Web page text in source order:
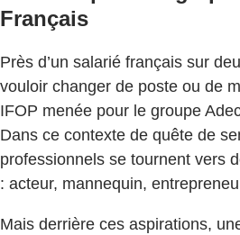
Français
Près d’un salarié français sur
vouloir changer de poste ou de
IFOP menée pour le groupe
Dans ce contexte de quête de
professionnels se tournent vers
: acteur, mannequin,
Mais derrière ces aspirations,